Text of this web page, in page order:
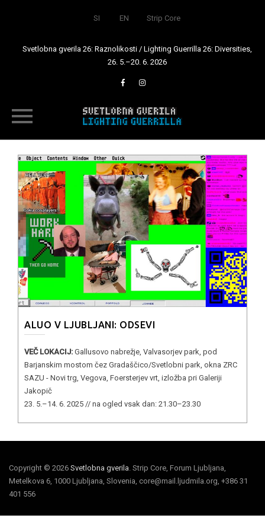
SI EN Strip Core
Svetlobna gverila 26: Raznolikosti / Lighting Guerrilla 26: Diversities,
26. 5.–20. 6. 2026
content
ALUO V LJUBLJANI: ODSEVI
VEČ LOKACIJ: Gallusovo nabrežje, Valvasorjev park, pod
Barjanskim mostom čez Gradaščico/Svetlobni park, okna ZRC
SAZU - Novi trg, Vegova, Foersterjev vrt, izložba pri Galeriji
Jakopič
23. 5.–14. 6. 2025 // na ogled vsak dan: 21.30–23.30
Copyright © 2026 Svetlobna gverila. Strip Core, Forum Ljubljana,
Metelkova 6, 1000 Ljubljana, Slovenia, core@mail.ljudmila.org, +386 31
401 556